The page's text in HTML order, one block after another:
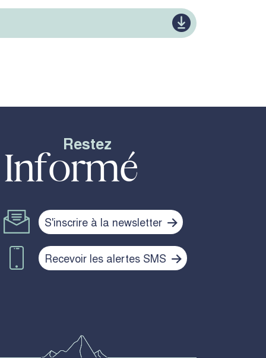
Restez
Informé
S'inscrire à la newsletter
Recevoir les alertes SMS